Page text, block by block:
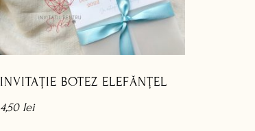
INVITAȚIE BOTEZ ELEFĂNȚEL
4,50 lei